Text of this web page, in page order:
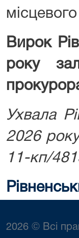
Вирок
року
Ухвала
2026
11-кп/
2026 © Всі